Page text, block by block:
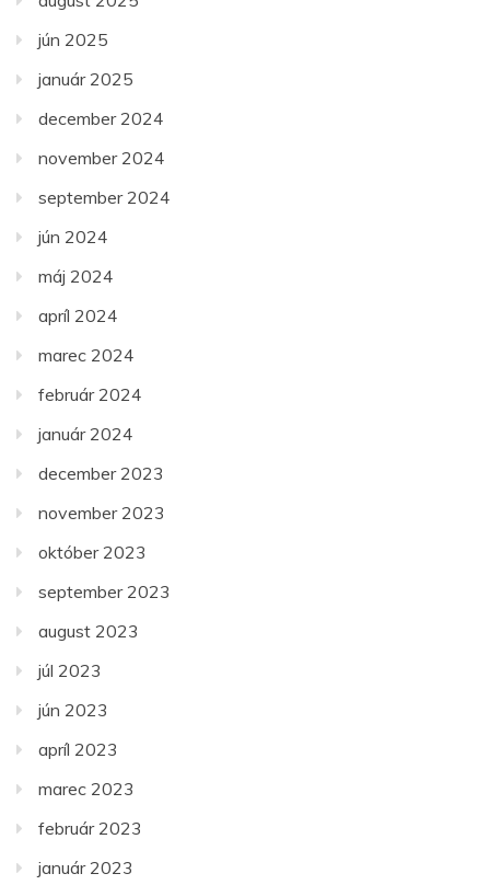
jún 2025
január 2025
december 2024
november 2024
september 2024
jún 2024
máj 2024
apríl 2024
marec 2024
február 2024
január 2024
december 2023
november 2023
október 2023
september 2023
august 2023
júl 2023
jún 2023
apríl 2023
marec 2023
február 2023
január 2023